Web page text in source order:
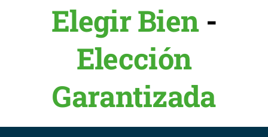
Elegir Bien -
Elección
Garantizada